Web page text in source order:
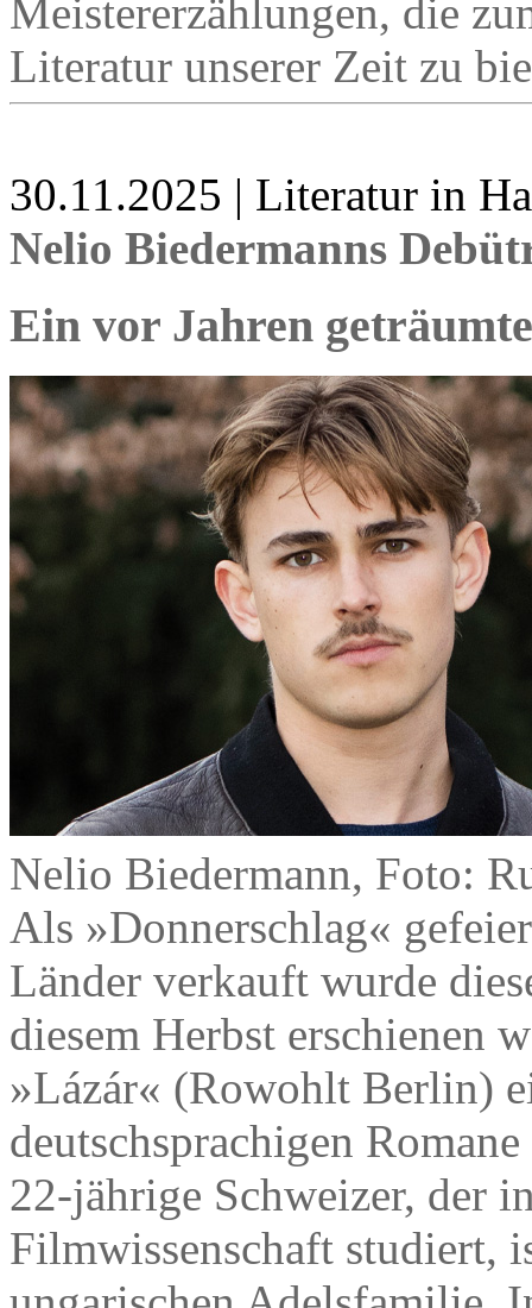
Meistererzählungen, die
Literatur unserer Zeit zu
30.11.2025 | Literatur in
Nelio Biedermanns
Ein vor Jahren
Nelio Biedermann, Foto:
Als »Donnerschlag«
Länder verkauft wurde
diesem Herbst erschienen
»Lázár« (Rowohlt Berlin)
deutschsprachigen
22-jährige Schweizer, der
Filmwissenschaft studiert,